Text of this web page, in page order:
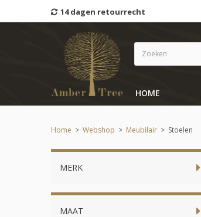
14 dagen retourrecht
HOME
Home > Webshop > Meubilair > Stoelen
MERK
MAAT